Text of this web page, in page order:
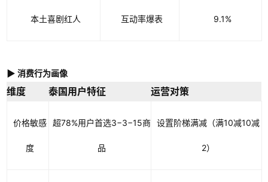
本土喜剧红人 互动率爆表 9.1%
▶ 消费行为画像
维度 泰国用户特征 运营对策
价格敏感
度
超78%用户首选3−3−15商
品
设置阶梯满减（满10减10减
2）